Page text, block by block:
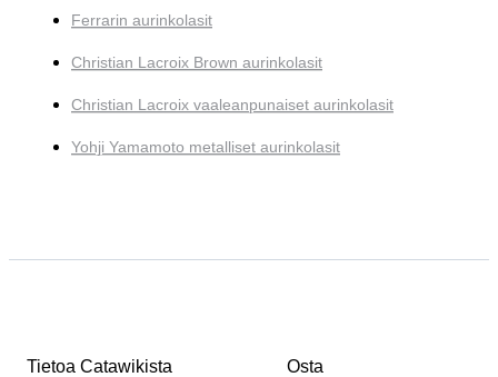
Ferrarin aurinkolasit
Christian Lacroix Brown aurinkolasit
Christian Lacroix vaaleanpunaiset aurinkolasit
Yohji Yamamoto metalliset aurinkolasit
Tietoa Catawikista Osta